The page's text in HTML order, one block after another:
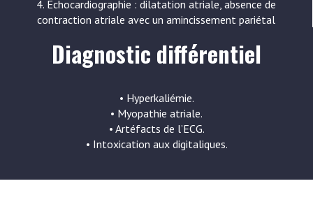
4. Échocardiographie : dilatation atriale, absence de
contraction atriale avec un amincissement pariétal
Diagnostic différentiel
• Hyperkaliémie.
• Myopathie atriale.
• Artéfacts de l’ECG.
• Intoxication aux digitaliques.